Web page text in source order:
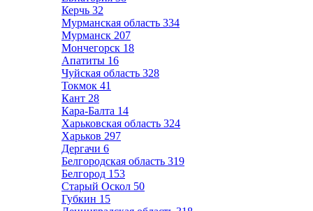
Керчь 32
Мурманская область 334
Мурманск 207
Мончегорск 18
Апатиты 16
Чуйская область 328
Токмок 41
Кант 28
Кара-Балта 14
Харьковская область 324
Харьков 297
Дергачи 6
Белгородская область 319
Белгород 153
Старый Оскол 50
Губкин 15